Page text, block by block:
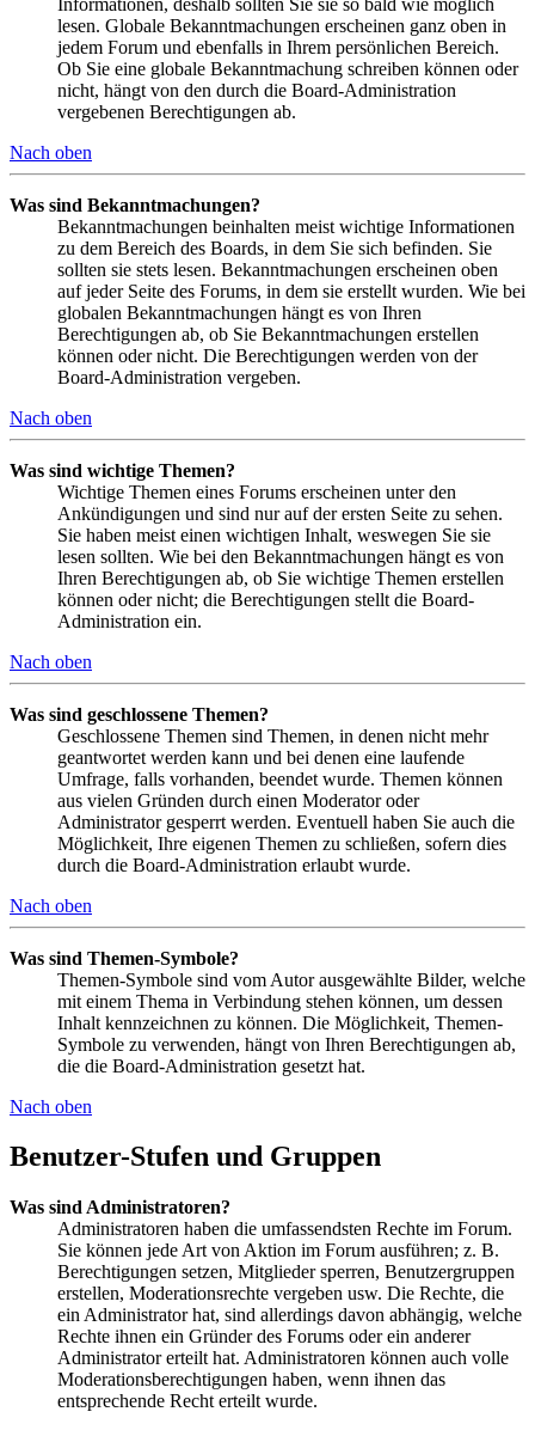
lesen. Globale Bekanntmachungen erscheinen ganz oben in
jedem Forum und ebenfalls in Ihrem persönlichen Bereich.
Ob Sie eine globale Bekanntmachung schreiben können oder
nicht, hängt von den durch die Board-Administration
vergebenen Berechtigungen ab.
Nach oben
Was sind Bekanntmachungen?
Bekanntmachungen beinhalten meist wichtige Informationen
zu dem Bereich des Boards, in dem Sie sich befinden. Sie
sollten sie stets lesen. Bekanntmachungen erscheinen oben
auf jeder Seite des Forums, in dem sie erstellt wurden. Wie bei
globalen Bekanntmachungen hängt es von Ihren
Berechtigungen ab, ob Sie Bekanntmachungen erstellen
können oder nicht. Die Berechtigungen werden von der
Board-Administration vergeben.
Nach oben
Was sind wichtige Themen?
Wichtige Themen eines Forums erscheinen unter den
Ankündigungen und sind nur auf der ersten Seite zu sehen.
Sie haben meist einen wichtigen Inhalt, weswegen Sie sie
lesen sollten. Wie bei den Bekanntmachungen hängt es von
Ihren Berechtigungen ab, ob Sie wichtige Themen erstellen
können oder nicht; die Berechtigungen stellt die Board-
Administration ein.
Nach oben
Was sind geschlossene Themen?
Geschlossene Themen sind Themen, in denen nicht mehr
geantwortet werden kann und bei denen eine laufende
Umfrage, falls vorhanden, beendet wurde. Themen können
aus vielen Gründen durch einen Moderator oder
Administrator gesperrt werden. Eventuell haben Sie auch die
Möglichkeit, Ihre eigenen Themen zu schließen, sofern dies
durch die Board-Administration erlaubt wurde.
Nach oben
Was sind Themen-Symbole?
Themen-Symbole sind vom Autor ausgewählte Bilder, welche
mit einem Thema in Verbindung stehen können, um dessen
Inhalt kennzeichnen zu können. Die Möglichkeit, Themen-
Symbole zu verwenden, hängt von Ihren Berechtigungen ab,
die die Board-Administration gesetzt hat.
Nach oben
Benutzer-Stufen und Gruppen
Was sind Administratoren?
Administratoren haben die umfassendsten Rechte im Forum.
Sie können jede Art von Aktion im Forum ausführen; z. B.
Berechtigungen setzen, Mitglieder sperren, Benutzergruppen
erstellen, Moderationsrechte vergeben usw. Die Rechte, die
ein Administrator hat, sind allerdings davon abhängig, welche
Rechte ihnen ein Gründer des Forums oder ein anderer
Administrator erteilt hat. Administratoren können auch volle
Moderationsberechtigungen haben, wenn ihnen das
entsprechende Recht erteilt wurde.